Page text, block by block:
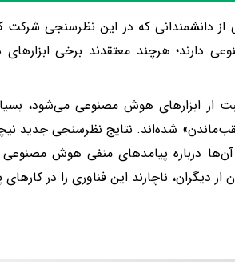
از دانشمندانی که در این نظرسنجی
دارند؛ هرچند معتقدند برخی
آن‌ها درباره پیامدهای منفی هوش
از دیگران، ناچارند این فناوری را در